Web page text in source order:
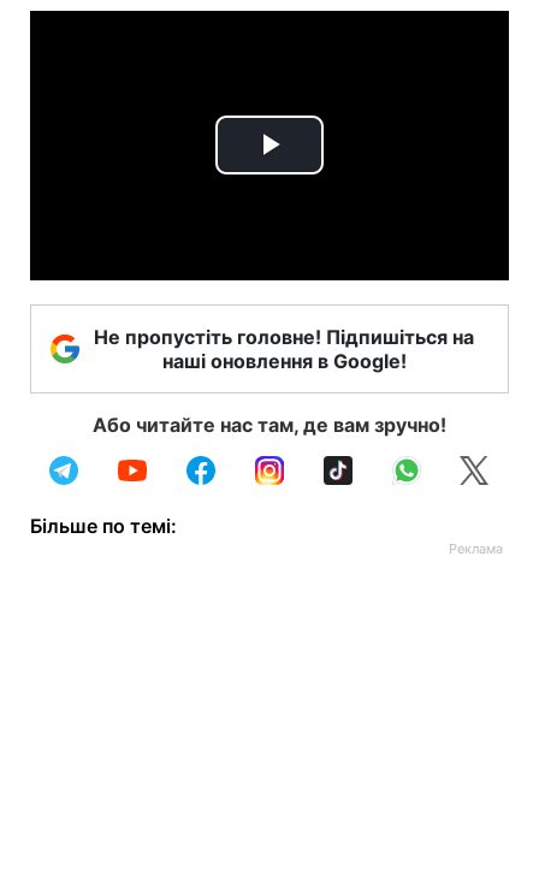
Play
Не пропустіть головне! Підпишіться на
наші оновлення в Google!
Або читайте нас там, де вам зручно!
Більше по темі: